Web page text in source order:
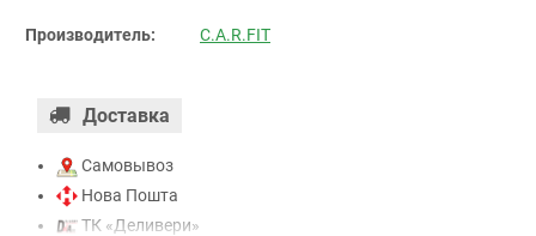
Производитель: C.A.R.FIT
Доставка
Самовывоз
Нова Пошта
ТК «Деливери»